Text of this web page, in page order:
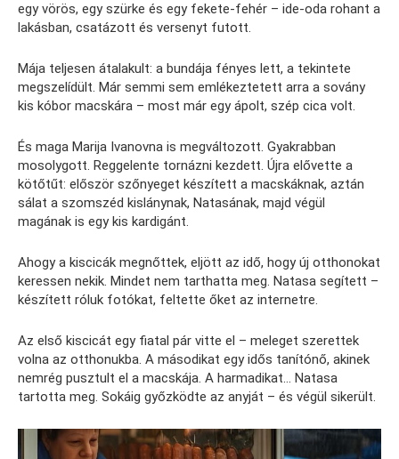
egy vörös, egy szürke és egy fekete-fehér – ide-oda rohant a
lakásban, csatázott és versenyt futott.
Mája teljesen átalakult: a bundája fényes lett, a tekintete
megszelídült. Már semmi sem emlékeztetett arra a sovány
kis kóbor macskára – most már egy ápolt, szép cica volt.
És maga Marija Ivanovna is megváltozott. Gyakrabban
mosolygott. Reggelente tornázni kezdett. Újra elővette a
kötőtűt: először szőnyeget készített a macskáknak, aztán
sálat a szomszéd kislánynak, Natasának, majd végül
magának is egy kis kardigánt.
Ahogy a kiscicák megnőttek, eljött az idő, hogy új otthonokat
keressen nekik. Mindet nem tarthatta meg. Natasa segített –
készített róluk fotókat, feltette őket az internetre.
Az első kiscicát egy fiatal pár vitte el – meleget szerettek
volna az otthonukba. A másodikat egy idős tanítónő, akinek
nemrég pusztult el a macskája. A harmadikat… Natasa
tartotta meg. Sokáig győzködte az anyját – és végül sikerült.